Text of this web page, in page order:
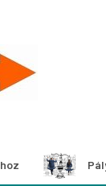
Pályázat a